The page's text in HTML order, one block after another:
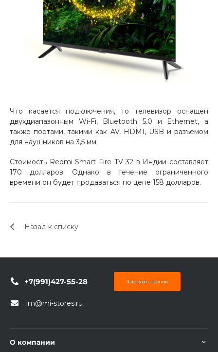
Что касается подключения, то телевизор оснащен
двухдиапазонным Wi-Fi, Bluetooth 5.0 и Ethernet, а
также портами, такими как AV, HDMI, USB и разъемом
для наушников на 3,5 мм.
Стоимость Redmi Smart Fire TV 32 в Индии составляет
170 долларов. Однако в течение ограниченного
времени он будет продаваться по цене 158 долларов.
Назад к списку
+7(991)427-55-28 Заказать звонок
im@mi-stores.ru
О компании